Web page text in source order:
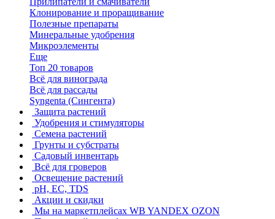
Клонирование и проращивание
Полезные препараты
Минеральные удобрения
Микроэлементы
Еще
Топ 20 товаров
Всё для винограда
Всё для рассады
Syngenta (Сингента)
Защита растений
Удобрения и стимуляторы
Семена растений
Грунты и субстраты
Садовый инвентарь
Всё для гроверов
Освещение растений
pH, EC, TDS
Акции и скидки
Мы на маркетплейсах WB YANDEX OZON